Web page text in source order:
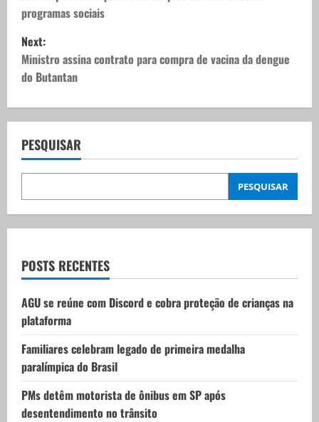
s
t
n
a
v
i
g
t
i
o
n
programas sociais
Next:
Ministro assina contrato para compra de vacina da dengue
do Butantan
PESQUISAR
PESQUISAR
POSTS RECENTES
AGU se reúne com Discord e cobra proteção de crianças na
plataforma
Familiares celebram legado de primeira medalha
paralímpica do Brasil
PMs detêm motorista de ônibus em SP após
desentendimento no trânsito